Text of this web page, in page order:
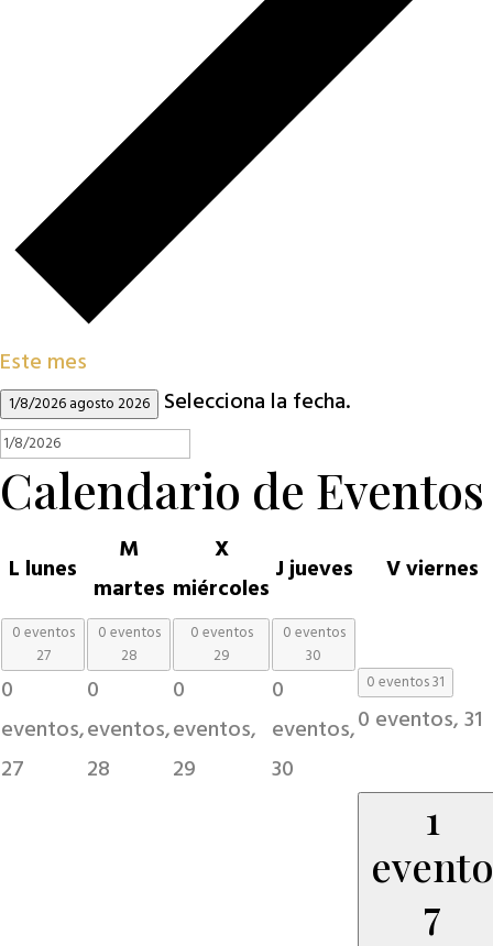
Este mes
1/8/2026agosto 2026 Selecciona la fecha.
Calendario de Eventos
L lunes
M
martes
X
miércoles
Jjueves Vviernes
0 eventos
27
0
eventos,
27
0 eventos
28
0
eventos,
28
0 eventos
29
0
eventos,
29
0 eventos
30
0
eventos,
30
0 eventos31
0 eventos,31
1
evento
7